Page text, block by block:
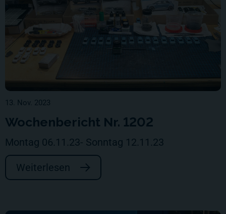
13. Nov. 2023
Wochenbericht Nr. 1202
Montag 06.11.23- Sonntag 12.11.23
Weiterlesen